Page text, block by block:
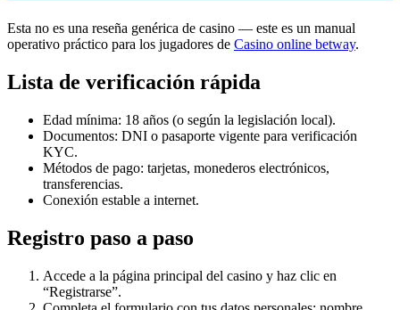
Esta no es una reseña genérica de casino — este es un manual
operativo práctico para los jugadores de Casino online betway.
Lista de verificación rápida
Edad mínima: 18 años (o según la legislación local).
Documentos: DNI o pasaporte vigente para verificación
KYC.
Métodos de pago: tarjetas, monederos electrónicos,
transferencias.
Conexión estable a internet.
Registro paso a paso
Accede a la página principal del casino y haz clic en
“Registrarse”.